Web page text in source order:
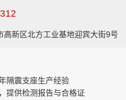
高新区北方工业基地迎宾大街9号
隔震支座生产经验
提供检测报告与合格证